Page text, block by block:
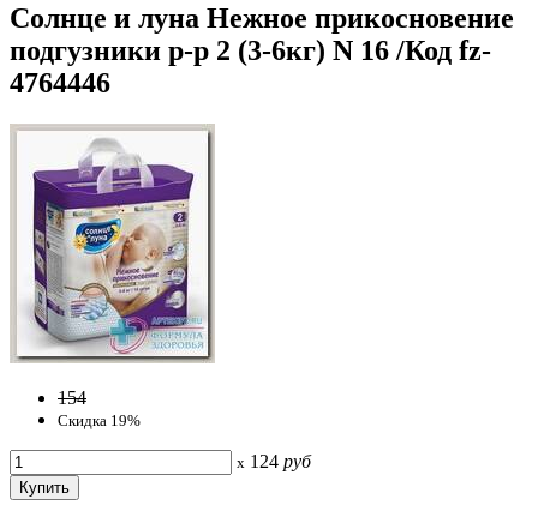
Солнце и луна Нежное прикосновение
подгузники р-р 2 (3-6кг) N 16 /Код fz-
4764446
154
Скидка 19%
x 124 руб